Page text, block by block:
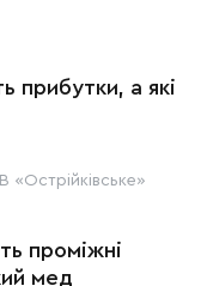
прибутки, а які
«Острійківське»
проміжні
мед